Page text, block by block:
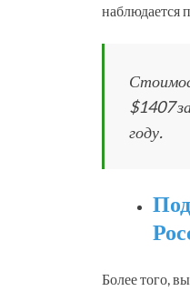
наблюдается
$1407
году.
Более того,